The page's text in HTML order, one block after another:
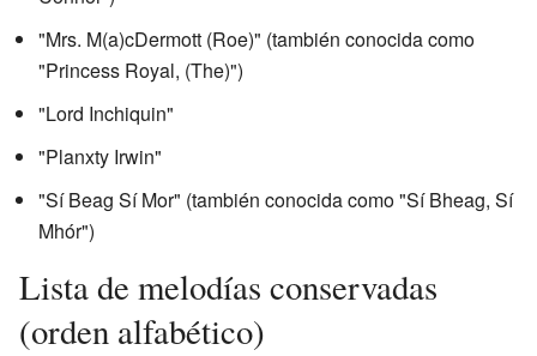
"Mrs. M(a)cDermott (Roe)" (también conocida como
"Princess Royal, (The)")
"Lord Inchiquin"
"Planxty Irwin"
"Sí Beag Sí Mor" (también conocida como "Sí Bheag, Sí
Mhór")
Lista de melodías conservadas
(orden alfabético)